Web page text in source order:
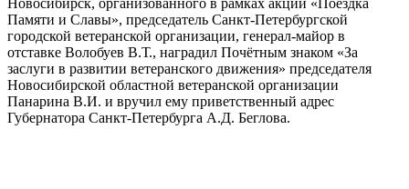
Памяти и Славы», председатель Санкт-Петербургской
городской ветеранской организации, генерал-майор в
отставке Волобуев В.Т., наградил Почётным знаком «За
заслуги в развитии ветеранского движения» председателя
Новосибирской областной ветеранской организации
Панарина В.И. и вручил ему приветственный адрес
Губернатора Санкт-Петербурга А.Д. Беглова.